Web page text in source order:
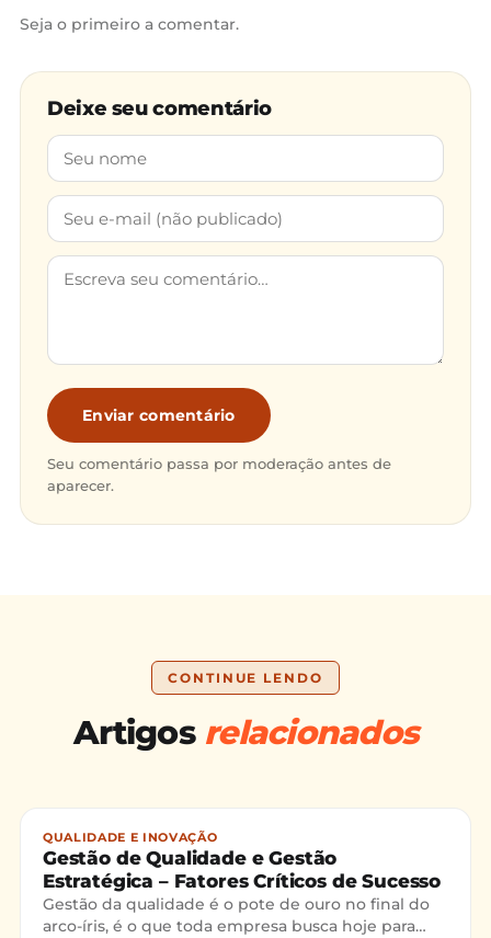
Seja o primeiro a comentar.
Deixe seu comentário
Enviar comentário
Seu comentário passa por moderação antes de
aparecer.
CONTINUE LENDO
Artigos relacionados
QUALIDADE E INOVAÇÃO
Gestão de Qualidade e Gestão
Estratégica – Fatores Críticos de Sucesso
Gestão da qualidade é o pote de ouro no final do
arco-íris, é o que toda empresa busca hoje para